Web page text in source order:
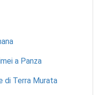
a Panza
di Terra Murata